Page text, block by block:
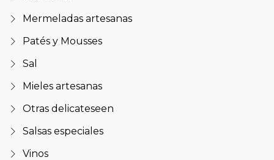
Mermeladas artesanas
Patés y Mousses
Sal
Mieles artesanas
Otras delicateseen
Salsas especiales
Vinos